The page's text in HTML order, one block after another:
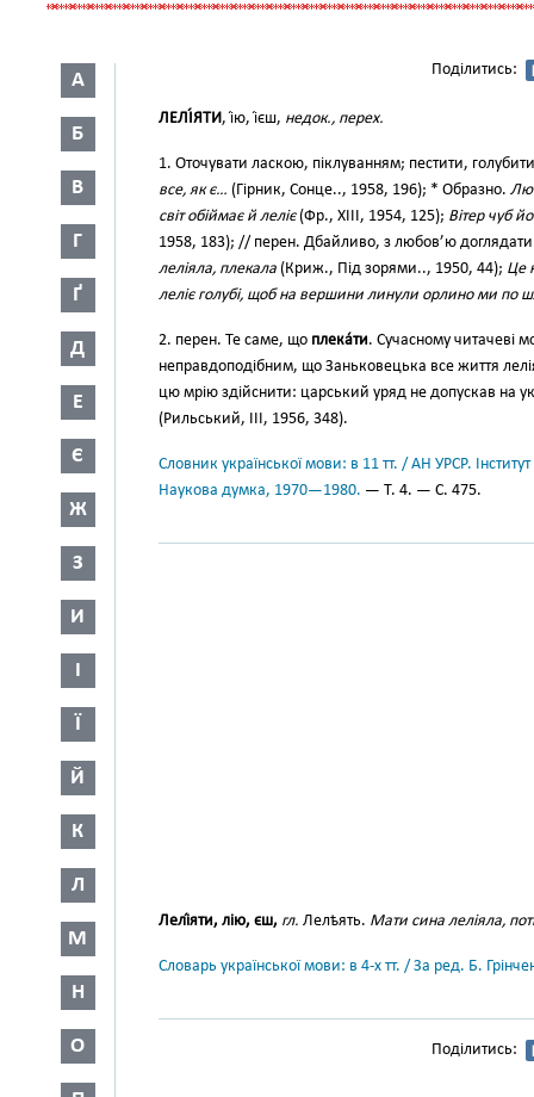
А
Б
В
Г
Ґ
Д
Е
Є
Ж
З
И
І
Ї
Й
К
Л
М
Н
О
Поділитись:
ЛЕЛІ́ЯТИ, і́ю, і́єш, недок., перех.
1. Оточувати ласкою, піклуванням; пестити,
все, як є… (Гірник, Сонце.., 1958, 196); * Образно.
світ обіймає й леліє(Фр., XIII, 1954, 125); Вітер чуб
1958, 183); // перен. Дбайливо, з любов’ю
леліяла, плекала (Криж., Під зорями.., 1950, 44); Це
леліє голубі, щоб на вершини линули орлино ми по
2. перен. Те саме, що плека́ти. Сучасному читачеві
неправдоподібним, що Заньковецька все життя
цю мрію здійснити: царський уряд не допускав на
(Рильський, III, 1956, 348).
Словник української мови: в 11 тт. / АН УРСР.
Наукова думка, 1970—1980. — Т. 4. — С. 475.
Лелі́яти, лію, єш, гл. Лелѣять. Мати сина леліяла,
Словарь української мови: в 4-х тт. / За ред. Б.
Поділитись: